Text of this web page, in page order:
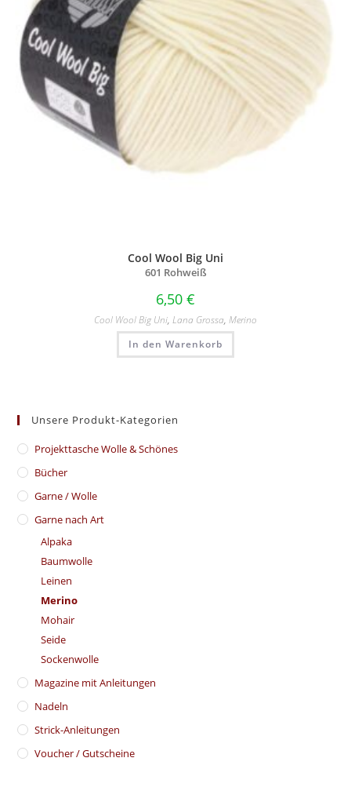
Cool Wool Big Uni
601 Rohweiß
6,50 €
Cool Wool Big Uni, Lana Grossa, Merino
In den Warenkorb
Unsere Produkt-Kategorien
​Projekttasche Wolle & Schönes
Bücher
Garne / Wolle
Garne nach Art
Alpaka
Baumwolle
Leinen
Merino
Mohair
Seide
Sockenwolle
Magazine mit Anleitungen
Nadeln
Strick-Anleitungen
Voucher / Gutscheine